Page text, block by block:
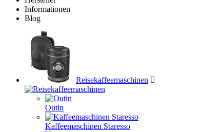
Informationen
Blog
Reisekaffeemaschinen
Outin
Kaffeemaschinen Staresso